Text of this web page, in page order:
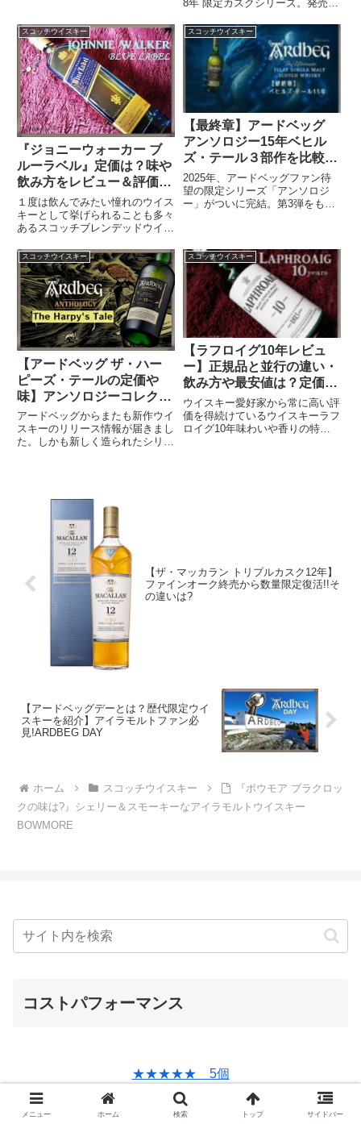
リングバンク ローカルバーレイ
極度の品薄状態で...
8年 限定カスクシリーズ。発売か
ーは"和"の文字が印象的な「デュ
ワーズ ジャパニーズスムース 8
年」話題のミズナラを使用し誇ら
しくも、日本をテーマに...
スコッチウイスキー
『ジョニーウォーカー ブ
ルーラベル』定価は？味や
飲み方をレビュー＆評価！
ジョニ青限定ウイスキーも
紹介
１度は飲んでみたい憧れのウイス
キーとして挙げられることも多々
あるスコッチブレンデッドウイス
ーラベル」ボトルにはシリアルナ
ンバーが刻まれ、貴重な存在。不
定期にリリースされる限定ボトル
にも注目が集まっています。こ
の...
スコッチウイスキー
【最終章】アードベッグ
アンソロジー15年ベヒル
ズ・テール３部作を比較ま
とめ！定価・味・発売日
は？
2025年、アードベッグファン待
望の限定シリーズ「アンソロジ
ー」がついに完結。第3弾をもっ
テール 15年』...
スコッチウイスキー
【アードベッグ ザ・ハー
ピーズ・テールの定価や
味】アンソロジーコレクシ
ョン第1段 発売日は？
アードベッグからまたも新作ウイ
スキーのリリース情報が届きまし
た。しかも新しく造られたシリー
スコッチウイスキー
【ラフロイグ10年レビュ
ー】正規品と並行の違い・
飲み方や最安値は？定価を
コスパで評価
ウイスキー愛好家から常に高い評
価を得続けているウイスキーラフ
ロイグ10年味わいや香りの特徴
【ザ・マッカラン トリプルカスク12年】
ファインオーク終売から数量限定復活!!そ
の違いは?
【アードベッグデーとは？歴代限定ウイ
スキーを紹介】アイラモルトファン必
見!ARDBEG DAY
ホーム スコッチウイスキー
『ボウモア ブラクロッ
クの味は?』シェリー＆スモーキーなアイラモルトウイスキー
BOWMORE
コストパフォーマンス
★★★★★ 5個
★★★★ 4.5個
★★★★ 4個
メニュー ホーム 検索 トップ サイドバー